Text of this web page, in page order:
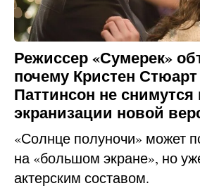
Режиссер «Сумерек»
почему Кристен
Паттинсон не снимутся
экранизации новой
«Солнце полуночи» может
на «большом экране», но
актерским составом.